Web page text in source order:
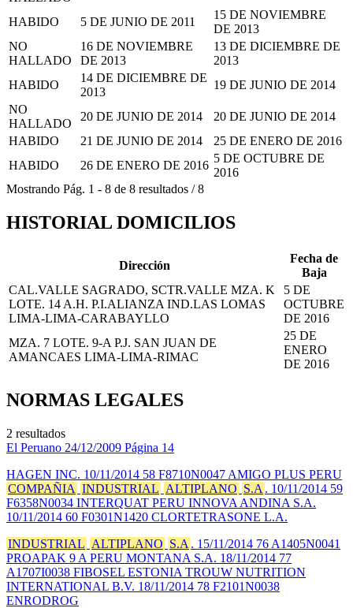
HABIDO 5 DE JUNIO DE 2011
15 DE NOVIEMBRE
DE 2013
NO
HALLADO
16 DE NOVIEMBRE
DE 2013
13 DE DICIEMBRE DE
2013
HABIDO
14 DE DICIEMBRE DE
2013
19 DE JUNIO DE 2014
NO
HALLADO
20 DE JUNIO DE 2014
20 DE JUNIO DE 2014
HABIDO
21 DE JUNIO DE 2014
25 DE ENERO DE 2016
HABIDO
26 DE ENERO DE 2016
5 DE OCTUBRE DE
2016
Mostrando Pág. 1 - 8 de 8 resultados /8
HISTORIAL DOMICILIOS
Dirección
Fecha de
Baja
CAL.VALLE SAGRADO, SCTR.VALLE MZA. K
LOTE. 14 A.H. P.I.ALIANZA IND.LAS LOMAS
LIMA-LIMA-CARABAYLLO
5 DE
OCTUBRE
DE 2016
MZA. 7 LOTE. 9-A P.J. SAN JUAN DE
AMANCAES LIMA-LIMA-RIMAC
25 DE
ENERO
DE 2016
NORMAS LEGALES
2 resultados
El Peruano 24/12/2009 Página 14
HAGEN INC. 10/11/2014 58 F8710N0047 AMIGO PLUS PERU
COMPAÑIA INDUSTRIAL ALTIPLANO S.A . 10/11/2014 59
F6358N0034 INTERQUAT PERU INNOVA ANDINA S.A.
10/11/2014 60 F0301N1420 CLORTETRASONE L.A.
INDUSTRIAL ALTIPLANO S.A . 15/11/2014 76 A1405N0041
PROAPAK 9 A PERU MONTANA S.A. 18/11/2014 77
A1707I0038 FIBOSEL ESTONIA TROUW NUTRITION
INTERNATIONAL B.V. 18/11/2014 78 F2101N0038
ENRODROG